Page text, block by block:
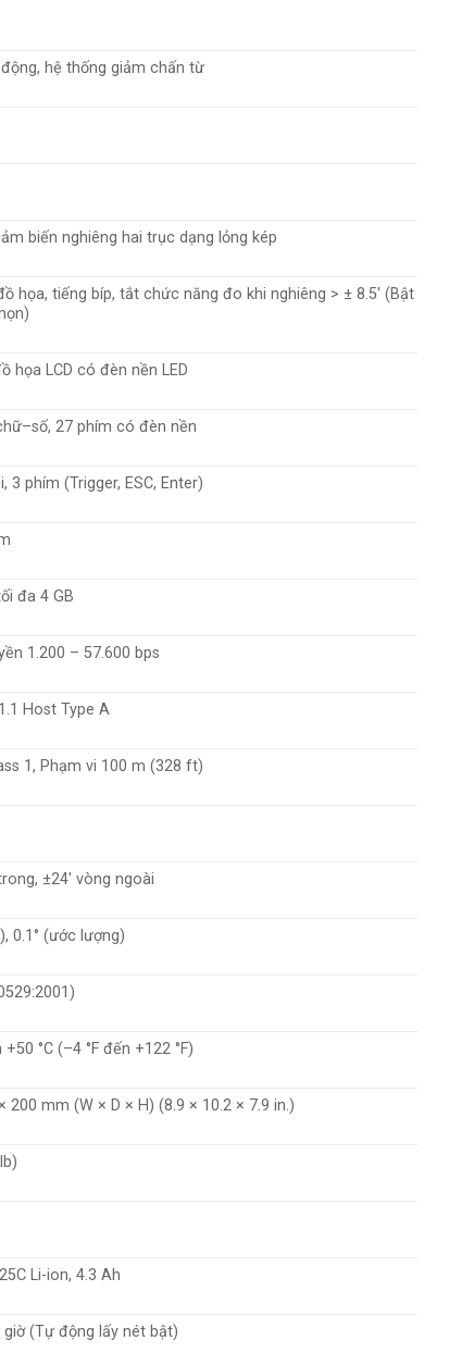
hệ thống giảm chấn từ
biến nghiêng hai trục dạng lỏng kép
họa, tiếng bíp, tắt chức năng đo khi nghiêng > ± 8.5′ (Bật
họa LCD có đèn nền LED
27 phím có đèn nền
3 phím (Trigger, ESC, Enter)
đa 4 GB
1.200 – 57.600 bps
Host Type A
1, Phạm vi 100 m (328 ft)
±24′ vòng ngoài
0.1° (ước lượng)
+50 °C (–4 °F đến +122 °F)
200 mm (W × D × H) (8.9 × 10.2 × 7.9 in.)
Li-ion, 4.3 Ah
giờ (Tự động lấy nét bật)